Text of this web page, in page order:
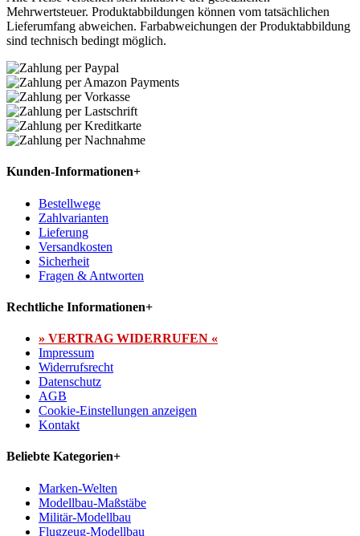
Mehrwertsteuer. Produktabbildungen können vom tatsächlichen
Lieferumfang abweichen. Farbabweichungen der Produktabbildung
sind technisch bedingt möglich.
Kunden-Informationen+
Bestellwege
Zahlvarianten
Lieferung
Versandkosten
Sicherheit
Fragen & Antworten
Rechtliche Informationen+
» VERTRAG WIDERRUFEN «
Impressum
Widerrufsrecht
Datenschutz
AGB
Cookie-Einstellungen anzeigen
Kontakt
Beliebte Kategorien+
Marken-Welten
Modellbau-Maßstäbe
Militär-Modellbau
Flugzeug-Modellbau